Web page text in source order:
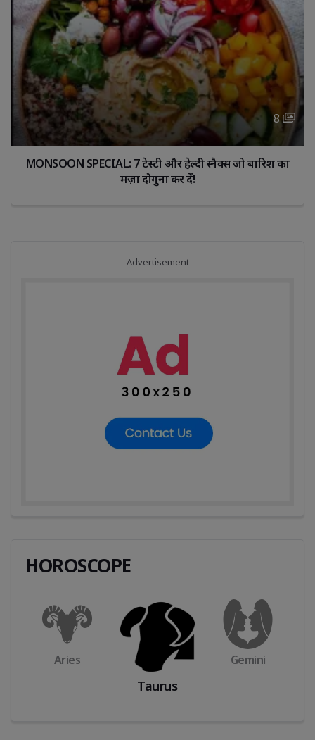
8
MONSOON SPECIAL: 7 टेस्टी और हेल्दी स्नैक्स जो बारिश का
मज़ा दोगुना कर दें!
Advertisement
HOROSCOPE
Aries
Taurus
Gemini